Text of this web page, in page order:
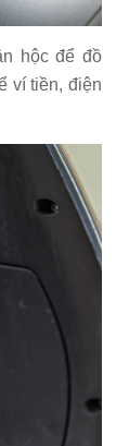
hộc để đồ
ví tiền, điện